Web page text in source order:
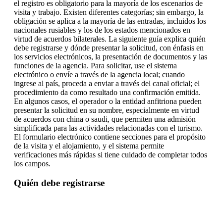
el registro es obligatorio para la mayoría de los escenarios de
visita y trabajo. Existen diferentes categorías; sin embargo, la
obligación se aplica a la mayoría de las entradas, incluidos los
nacionales rusiables y los de los estados mencionados en
virtud de acuerdos bilaterales. La siguiente guía explica quién
debe registrarse y dónde presentar la solicitud, con énfasis en
los servicios electrónicos, la presentación de documentos y las
funciones de la agencia. Para solicitar, use el sistema
electrónico o envíe a través de la agencia local; cuando
ingrese al país, proceda a enviar a través del canal oficial; el
procedimiento da como resultado una confirmación emitida.
En algunos casos, el operador o la entidad anfitriona pueden
presentar la solicitud en su nombre, especialmente en virtud
de acuerdos con china o saudi, que permiten una admisión
simplificada para las actividades relacionadas con el turismo.
El formulario electrónico contiene secciones para el propósito
de la visita y el alojamiento, y el sistema permite
verificaciones más rápidas si tiene cuidado de completar todos
los campos.
Quién debe registrarse